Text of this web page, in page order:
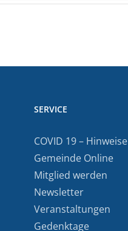
SERVICE
COVID 19 – Hinweise
Gemeinde Online
Mitglied werden
Newsletter
Veranstaltungen
Gedenktage